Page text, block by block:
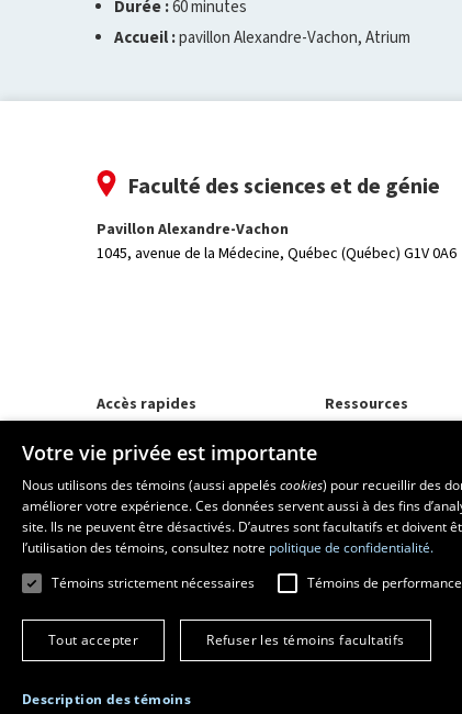
Durée :60 minutes
Accueil :pavillon Alexandre-Vachon, Atrium
Faculté des sciences et de génie
Pavillon Alexandre-Vachon
1045, avenue de la Médecine, Québec (Québec) G1V 0A6
Accès rapides
Corps professoral
Foire aux questions
Ressources
© 2026 Université Laval
Votre vie privée est importante
Nous utilisons des témoins (aussi appeléscookies) pour recueillir des
améliorer votre expérience. Ces données servent aussi à des fins
site. Ils ne peuvent être désactivés. D’autres sont facultatifs et doivent
l’utilisation des témoins, consultez notre politique de confidentialité.
Témoins strictement nécessaires
Témoins de performance
Tout accepter Refuser les témoins facultatifs
Description des témoins